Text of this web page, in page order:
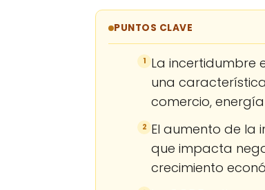
PUNTOS CLAVE
1 La incertidumbre
una
comercio,
2 El aumento de la
que impacta
crecimiento